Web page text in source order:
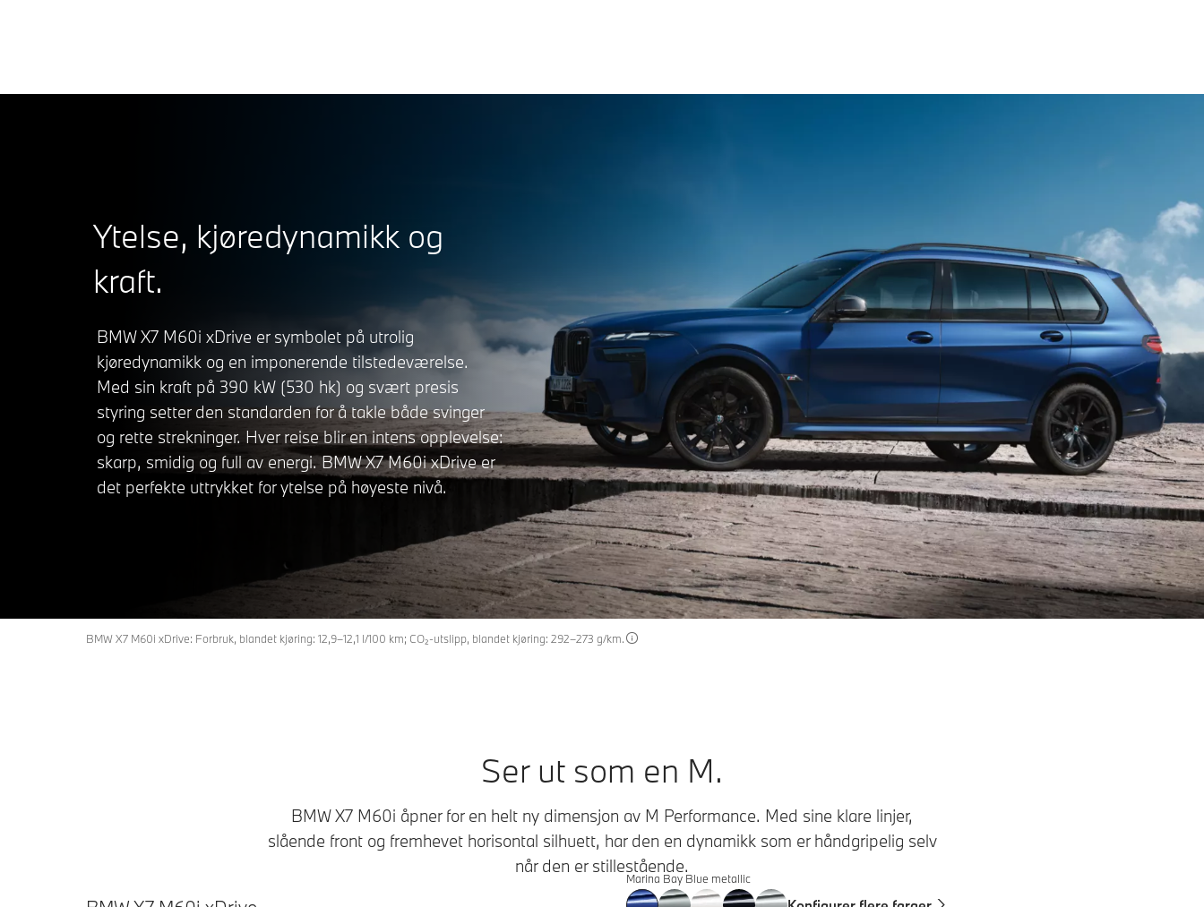
Ytelse, kjøredynamikk og
kraft.
BMW X7 M60i xDrive er symbolet på utrolig
kjøredynamikk og en imponerende tilstedeværelse.
Med sin kraft på 390 kW (530 hk) og svært presis
styring setter den standarden for å takle både svinger
og rette strekninger. Hver reise blir en intens opplevelse:
skarp, smidig og full av energi. BMW X7 M60i xDrive er
det perfekte uttrykket for ytelse på høyeste nivå.
BMW X7 M60i xDrive: Forbruk, blandet kjøring: 12,9–12,1 l/100 km; CO₂-utslipp, blandet kjøring: 292–273 g/km.
Ser ut som en M.
BMW X7 M60i åpner for en helt ny dimensjon av M Performance. Med sine klare linjer,
slående front og fremhevet horisontal silhuett, har den en dynamikk som er håndgripelig selv
når den er stillestående.
Marina Bay Blue metallic